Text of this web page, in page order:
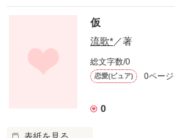
作品を読む
仮
流歌*／著
総文字数/0
恋愛(ピュア) 0ページ
0